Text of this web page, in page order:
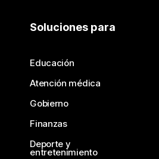
Soluciones para
Educación
Atención médica
Gobierno
Finanzas
Deporte y
entretenimiento